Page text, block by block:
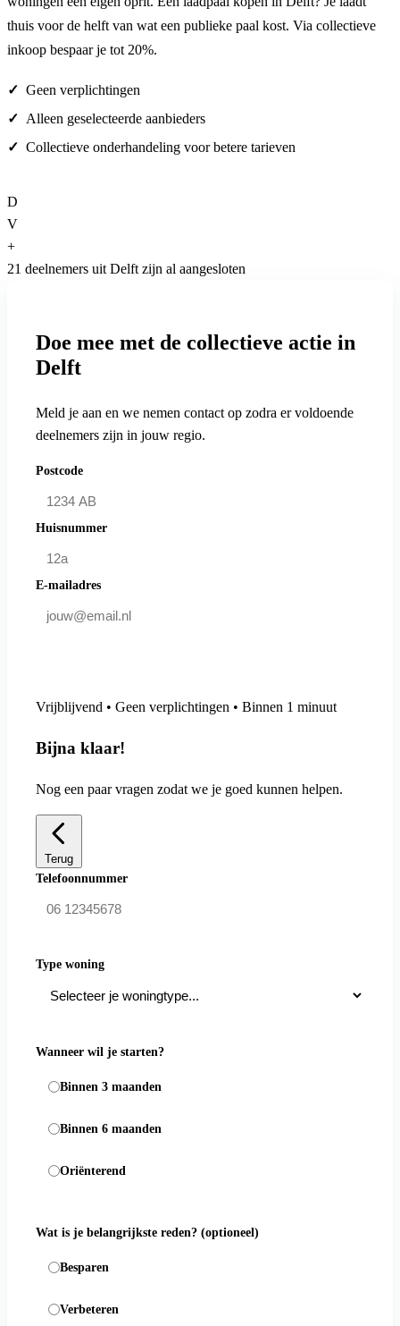
thuis voor de helft van wat een publieke paal kost. Via collectieve
inkoop bespaar je tot 20%.
Geen verplichtingen
Alleen geselecteerde aanbieders
Collectieve onderhandeling voor betere tarieven
D
V
+
21 deelnemers uit Delft zijn al aangesloten
Doe mee met de collectieve actie in
Delft
Meld je aan en we nemen contact op zodra er voldoende
deelnemers zijn in jouw regio.
Postcode
Huisnummer
E-mailadres
Vrijblijvend • Geen verplichtingen • Binnen 1 minuut
Bijna klaar!
Nog een paar vragen zodat we je goed kunnen helpen.
Terug
Telefoonnummer
Type woning
Wanneer wil je starten?
Binnen 3 maanden
Binnen 6 maanden
Oriënterend
Wat is je belangrijkste reden? (optioneel)
Besparen
Verbeteren